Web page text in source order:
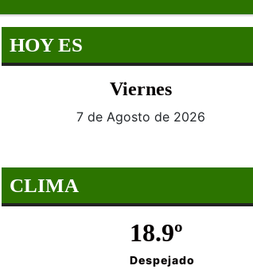
HOY ES
Viernes
7 de Agosto de 2026
CLIMA
18.9º
Despejado